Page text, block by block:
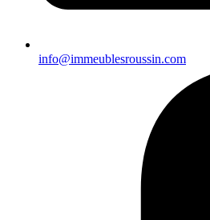
info@immeublesroussin.com